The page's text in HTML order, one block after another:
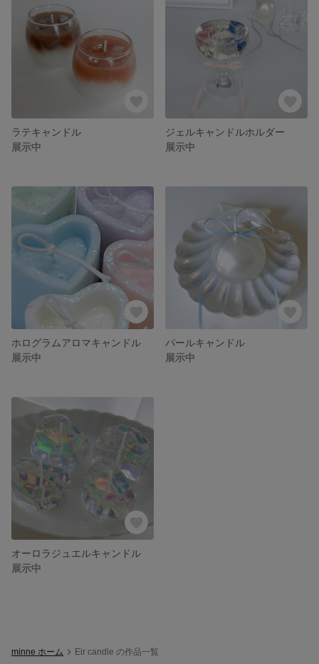
ラテキャンドル
展示中
ジェルキャンドルホルダー
展示中
ホログラムアロマキャンドル
展示中
パールキャンドル
展示中
オーロラジュエルキャンドル
展示中
minne ホーム Eir candle の作品一覧